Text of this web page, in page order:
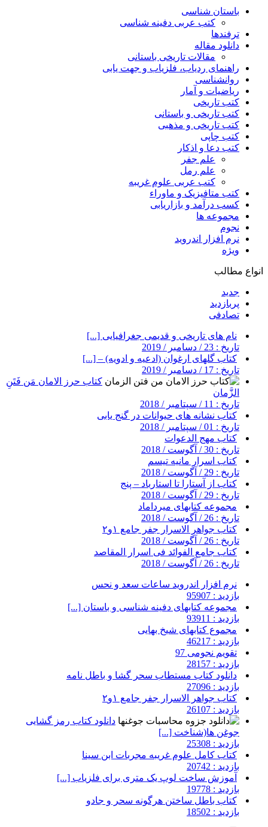
باستان شناسی
کتب عربی دفینه شناسی
ترفندها
دانلود مقاله
مقالات تاریخی باستانی
راهنمای ردیاب، فلزیاب و جهت یابی
روانشناسی
ریاضیات و آمار
کتب تاریخی
کتب تاریخی و باستانی
کتب تاریخی و مذهبی
کتب چاپی
کتب دعا و اذکار
علم جفر
علم رمل
کتب عربی علوم غریبه
کتب متافیزیک و ماوراء
کسب درآمد و بازاریابی
مجموعه ها
نجوم
نرم افزار اندروید
ویژه
انواع مطالب
جدید
پربازدید
تصادفی
نام های تاریخی و قدیمی جغرافیایی [...]
تاریخ : 23 / دسامبر / 2019
کتاب گلهای ارغوان (ادعیه و ادویه) – [...]
تاریخ : 17 / دسامبر / 2019
کتاب حرز الامان مَن فَتَنِ
الزَّمان
تاریخ : 11 / سپتامبر / 2018
کتاب نشانه های حیوانات در گنج یابی
تاریخ : 01 / سپتامبر / 2018
کتاب مهج الدعوات
تاریخ : 30 / آگوست / 2018
کتاب اسرار مانیه تیسم
تاریخ : 29 / آگوست / 2018
کتاب از آستارا تا استارباد – پنج
تاریخ : 29 / آگوست / 2018
مجموعه کتابهای میرداماد
تاریخ : 26 / آگوست / 2018
کتاب جواهر الاسرار جفر جامع ۱و۲
تاریخ : 26 / آگوست / 2018
کتاب جامع الفوائد فی اسرار المقاصد
تاریخ : 26 / آگوست / 2018
نرم افزار اندروید ساعات سعد و نحس
بازدید : 95907
مجموعه کتابهای دفینه شناسی و باستان [...]
بازدید : 93911
مجموع کتابهای شیخ بهایی
بازدید : 46217
تقویم نجومی 97
بازدید : 28157
دانلود کتاب مستطاب سحر گشا و باطل نامه
بازدید : 27096
کتاب جواهر الاسرار جفر جامع ۱و۲
بازدید : 26107
دانلود کتاب رمز گشایی
جوغن ها(شناخت [...]
بازدید : 25308
کتاب کامل علوم غریبه مجربات ابن سینا
بازدید : 20742
آموزش ساخت لوپ یک متری برای فلزیاب [...]
بازدید : 19778
کتاب باطل ساختن هرگونه سحر و جادو
بازدید : 18502